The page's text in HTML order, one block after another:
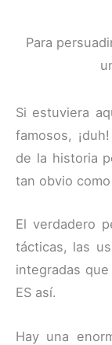
Para
Si estuviera
famosos,
de la historia
tan obvio
El verdadero
tácticas, las
integradas
ES así.
Hay una